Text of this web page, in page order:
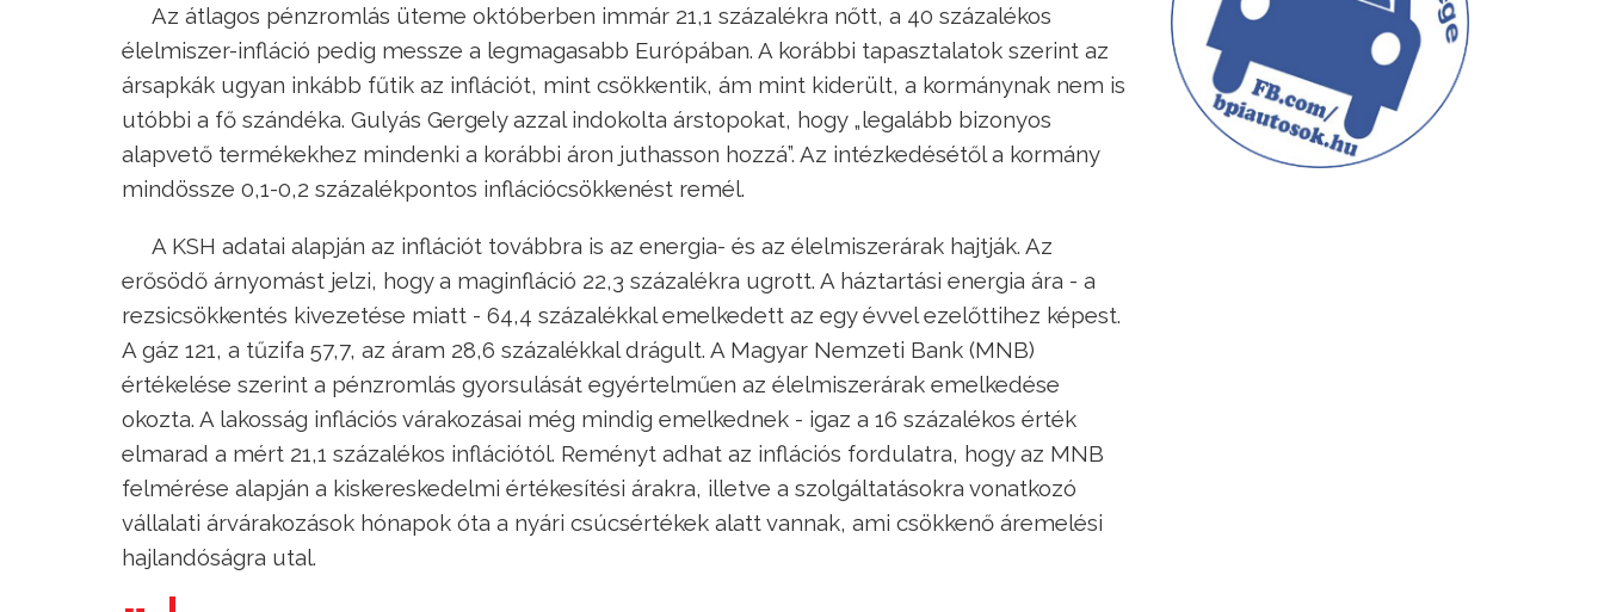
Az átlagos pénzromlás üteme októberben immár 21,1 százalékra nőtt, a 40 százalékos
élelmiszer-infláció pedig messze a legmagasabb Európában. A korábbi tapasztalatok szerint az
ársapkák ugyan inkább fűtik az inflációt, mint csökkentik, ám mint kiderült, a kormánynak nem is
utóbbi a fő szándéka. Gulyás Gergely azzal indokolta árstopokat, hogy „legalább bizonyos
alapvető termékekhez mindenki a korábbi áron juthasson hozzá”. Az intézkedésétől a kormány
mindössze 0,1-0,2 százalékpontos inflációcsökkenést remél.
A KSH adatai alapján az inflációt továbbra is az energia- és az élelmiszerárak hajtják. Az
erősödő árnyomást jelzi, hogy a maginfláció 22,3 százalékra ugrott. A háztartási energia ára - a
rezsicsökkentés kivezetése miatt - 64,4 százalékkal emelkedett az egy évvel ezelőttihez képest.
A gáz 121, a tűzifa 57,7, az áram 28,6 százalékkal drágult. A Magyar Nemzeti Bank (MNB)
értékelése szerint a pénzromlás gyorsulását egyértelműen az élelmiszerárak emelkedése
okozta. A lakosság inflációs várakozásai még mindig emelkednek - igaz a 16 százalékos érték
elmarad a mért 21,1 százalékos inflációtól. Reményt adhat az inflációs fordulatra, hogy az MNB
felmérése alapján a kiskereskedelmi értékesítési árakra, illetve a szolgáltatásokra vonatkozó
vállalati árvárakozások hónapok óta a nyári csúcsértékek alatt vannak, ami csökkenő áremelési
hajlandóságra utal.